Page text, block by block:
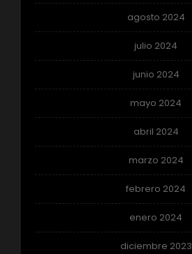
agosto 2024
julio 2024
junio 2024
mayo 2024
abril 2024
marzo 2024
febrero 2024
enero 2024
diciembre 2023